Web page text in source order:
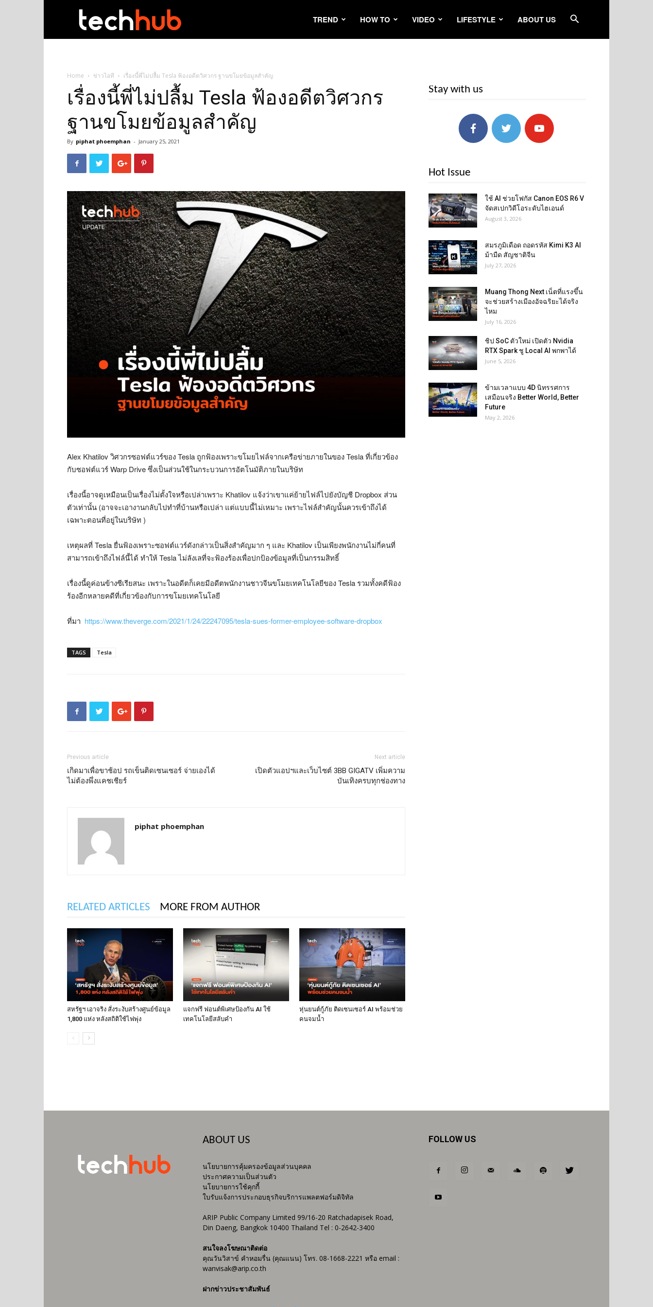
TREND HOW TO VIDEO LIFESTYLE ABOUT US
Home ข่าวไอที เรื่องนี้พี่ไม่ปลื้ม Tesla ฟ้องอดีตวิศวกร ฐานขโมยข้อมูลสำคัญ
เรื่องนี้พี่ไม่ปลื้ม Tesla ฟ้องอดีตวิศวกร
ฐานขโมยข้อมูลสำคัญ
By piphat phoemphan - January 25, 2021
Alex Khatilov วิศวกรซอฟต์แวร์ของ Tesla ถูกฟ้องเพราะขโมยไฟล์จากเครือข่ายภายในของ Tesla ที่เกี่ยวข้อง
กับซอฟต์แวร์ Warp Drive ซึ่งเป็นส่วนใช้ในกระบวนการอัตโนมัติภายในบริษัท
เรื่องนี้อาจดูเหมือนเป็นเรื่องไม่ตั้งใจหรือเปล่าเพราะ Khatilov แจ้งว่าเขาแค่ย้ายไฟล์ไปยังบัญชี Dropbox ส่วน
ตัวเท่านั้น (อาจจะเอางานกลับไปทำที่บ้านหรือเปล่า แต่แบบนี้ไม่เหมาะ เพราะไฟล์สำคัญนั้นควรเข้าถึงได้
เฉพาะตอนที่อยู่ในบริษัท )
เหตุผลที่ Tesla ยื่นฟ้องเพราะซอฟต์แวร์ดังกล่าวเป็นสิ่งสำคัญมาก ๆ และ Khatilov เป็นเพียงพนักงานไม่กี่คนที่
สามารถเข้าถึงไฟล์นี้ได้ ทำให้ Tesla ไม่ลังเลที่จะฟ้องร้องเพื่อปกป้องข้อมูลที่เป็นกรรมสิทธิ์
เรื่องนี้ดูค่อนข้างซีเรียสนะ เพราะในอดีตก็เคยมีอดีตพนักงานชาวจีนขโมยเทคโนโลยีของ Tesla รวมทั้งคดีฟ้อง
ร้องอีกหลายคดีที่เกี่ยวข้องกับการขโมยเทคโนโลยี
ที่มา https://www.theverge.com/2021/1/24/22247095/tesla-sues-former-employee-software-dropbox
TAGS Tesla
Previous article
เกิดมาเพื่อขาช้อป รถเข็นติดเซนเซอร์ จ่ายเองได้
ไม่ต้องพึ่งแคชเชียร์
Next article
เปิดตัวแอปฯและเว็บไซต์ 3BB GIGATV เพิ่มความ
บันเทิงครบทุกช่องทาง
piphat phoemphan
RELATED ARTICLES MORE FROM AUTHOR
สหรัฐฯ เอาจริง สั่งระงับสร้างศูนย์ข้อมูล
1,800 แห่ง หลังสถิติใช้ไฟพุ่ง
แจกฟรี ฟอนต์พิเศษป้องกัน AI ใช้
เทคโนโลยีสลับคำ
หุ่นยนต์กู้ภัย ติดเซนเซอร์ AI พร้อมช่วย
คนจมน้ำ
Stay with us
Hot Issue
ใช้ AI ช่วยโฟกัส Canon EOS R6 V
จัดสเปกวิดีโอระดับไฮเอนด์
August 3, 2026
สมรภูมิเดือด ถอดรหัส Kimi K3 AI
ม้ามืด สัญชาติจีน
July 27, 2026
Muang Thong Next เน็ตที่แรงขึ้น
จะช่วยสร้างเมืองอัจฉริยะได้จริง
ไหม
July 16, 2026
ชิป SoC ตัวใหม่ เปิดตัว Nvidia
RTX Spark ชู Local AI พกพาได้
June 5, 2026
ข้ามเวลาแบบ 4D นิทรรศการ
เสมือนจริง Better World, Better
Future
May 2, 2026
ABOUT US
นโยบายการคุ้มครองข้อมูลส่วนบุคคล
ประกาศความเป็นส่วนตัว
นโยบายการใช้คุกกี้
ใบรับแจ้งการประกอบธุรกิจบริการแพลตฟอร์มดิจิทัล
ARIP Public Company Limited 99/16-20 Ratchadapisek Road,
Din Daeng, Bangkok 10400 Thailand Tel : 0-2642-3400
สนใจลงโฆษณาติดต่อ
คุณวันวิสาข์ คำหอมรื่น (คุณแนน) โทร. 08-1668-2221 หรือ email :
wanvisak@arip.co.th
ฝากข่าวประชาสัมพันธ์
FOLLOW US